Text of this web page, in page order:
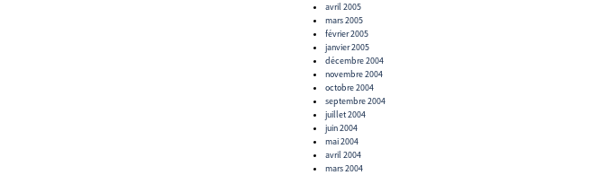
avril 2005
mars 2005
février 2005
janvier 2005
décembre 2004
novembre 2004
octobre 2004
septembre 2004
juillet 2004
juin 2004
mai 2004
avril 2004
mars 2004